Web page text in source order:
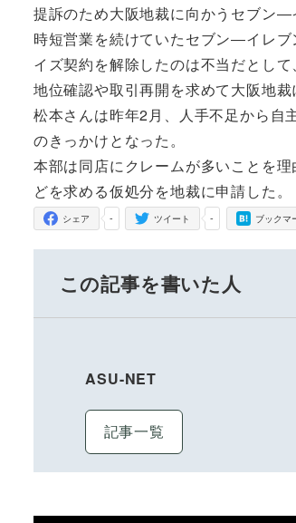
提訴のため大阪地裁に向かうセブン
時短営業を続けていたセブン―イレ
イズ契約を解除したのは不当だとし
地位確認や取引再開を求めて大阪地裁
松本さんは昨年2月、人手不足から自
のきっかけとなった。
本部は同店にクレームが多いことを
どを求める仮処分を地裁に申請した。
-
シェア -
ツイート ブックマ
この記事を書いた人
ASU-NET
記事一覧